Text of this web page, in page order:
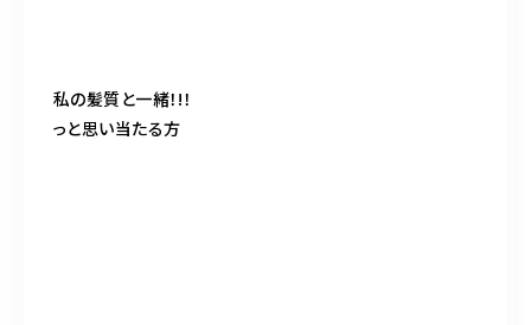
私の髪質と一緒！!！
っと思い当たる方